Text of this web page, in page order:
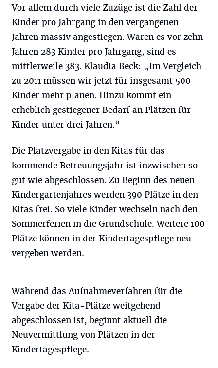
Vor allem durch viele Zuzüge ist die Zahl der
Kinder pro Jahrgang in den vergangenen
Jahren massiv angestiegen. Waren es vor zehn
Jahren 283 Kinder pro Jahrgang, sind es
mittlerweile 383. Klaudia Beck: „Im Vergleich
zu 2011 müssen wir jetzt für insgesamt 500
Kinder mehr planen. Hinzu kommt ein
erheblich gestiegener Bedarf an Plätzen für
Kinder unter drei Jahren.“
Die Platzvergabe in den Kitas für das
kommende Betreuungsjahr ist inzwischen so
gut wie abgeschlossen. Zu Beginn des neuen
Kindergartenjahres werden 390 Plätze in den
Kitas frei. So viele Kinder wechseln nach den
Sommerferien in die Grundschule. Weitere 100
Plätze können in der Kindertagespflege neu
vergeben werden.
Während das Aufnahmeverfahren für die
Vergabe der Kita-Plätze weitgehend
abgeschlossen ist, beginnt aktuell die
Neuvermittlung von Plätzen in der
Kindertagespflege.